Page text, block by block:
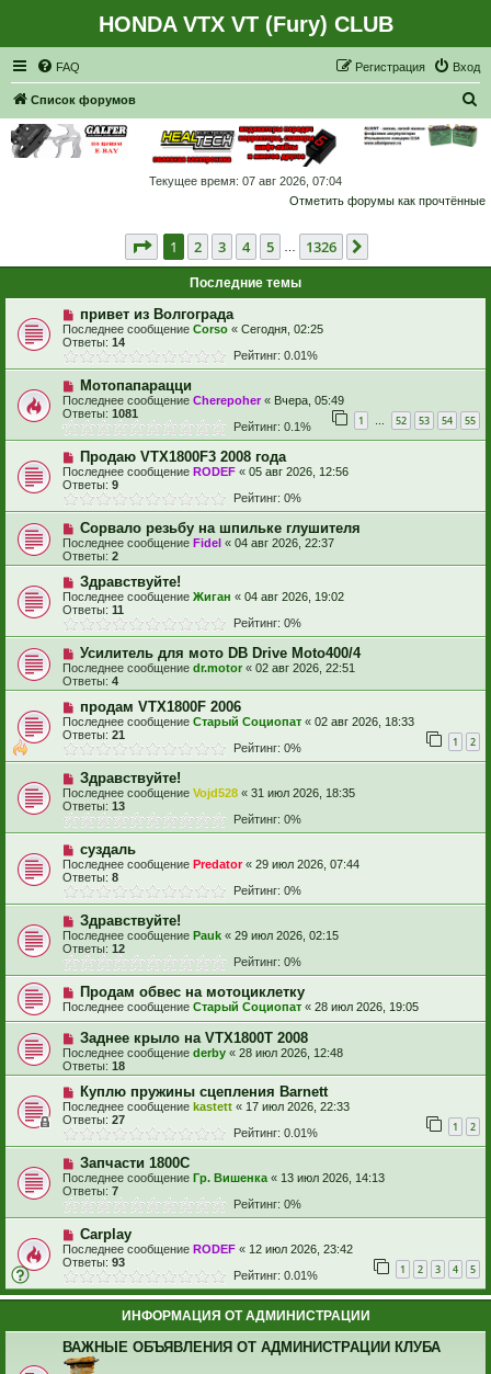
HONDA VTX VT (Fury) CLUB
FAQ Вход
Регистрация
Список форумов
к
Текущее время: 07 авг 2026, 07:04
Отметить форумы как прочтённые
Страница из 1326
1 2 3 4 5 1326
Последние темы
привет из Волгограда
Последнее сообщение Corso « Сегодня, 02:25
Ответы: 14
Рейтинг: 0.01%
Мотопапарацци
Последнее сообщение Cherepoher« Вчера, 05:49
Ответы: 1081 1 … 52 53 54 55
Рейтинг: 0.1%
Продаю VTX1800F3 2008 года
Последнее сообщение RODEF « 05 авг 2026, 12:56
Ответы: 9
Рейтинг: 0%
Сорвало резьбу на шпильке глушителя
Последнее сообщение Fidel « 04 авг 2026, 22:37
Ответы: 2
Здравствуйте!
Последнее сообщение Жиган « 04 авг 2026, 19:02
Ответы: 11
Рейтинг: 0%
Усилитель для мото DB Drive Moto400/4
Последнее сообщение dr.motor « 02 авг 2026, 22:51
Ответы: 4
продам VTX1800F 2006
Последнее сообщение Старый Социопат « 02 авг 2026, 18:33
Ответы: 21 1 2
Рейтинг: 0%
Здравствуйте!
Последнее сообщение Vojd528 « 31 июл 2026, 18:35
Ответы: 13
Рейтинг: 0%
суздаль
Последнее сообщение Predator« 29 июл 2026, 07:44
Ответы: 8
Рейтинг: 0%
Здравствуйте!
Последнее сообщение Pauk « 29 июл 2026, 02:15
Ответы: 12
Рейтинг: 0%
Продам обвес на мотоциклетку
Последнее сообщение Старый Социопат « 28 июл 2026, 19:05
Заднее крыло на VTX1800T 2008
Последнее сообщение derby « 28 июл 2026, 12:48
Ответы: 18
Куплю пружины сцепления Barnett
Последнее сообщение kastett « 17 июл 2026, 22:33
Ответы: 27 1 2
Рейтинг: 0.01%
Запчасти 1800С
Последнее сообщение Гр. Вишенка « 13 июл 2026, 14:13
Ответы: 7
Рейтинг: 0%
Carplay
Последнее сообщение RODEF « 12 июл 2026, 23:42
Ответы: 93 1 2 3 4 5
Рейтинг: 0.01%
ИНФОРМАЦИЯ ОТ АДМИНИСТРАЦИИ
ВАЖНЫЕ ОБЪЯВЛЕНИЯ ОТ АДМИНИСТРАЦИИ КЛУБА